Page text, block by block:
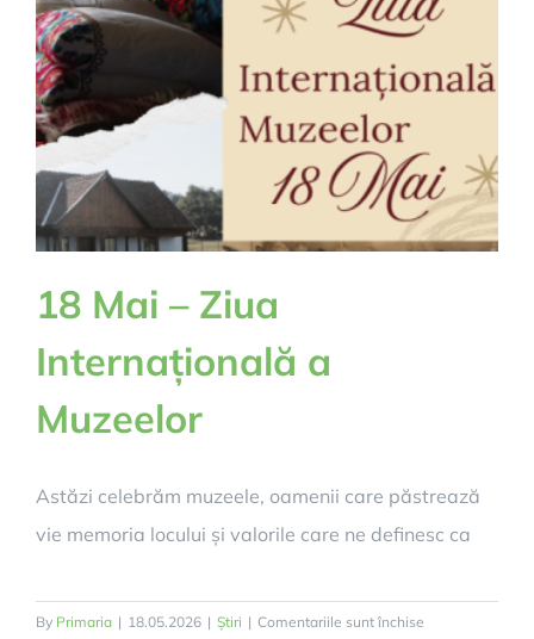
18 Mai – Ziua
Internațională a
Muzeelor
Astăzi celebrăm muzeele, oamenii care păstrează
vie memoria locului și valorile care ne definesc ca
By Primaria | 18.05.2026 | Știri | Comentariile sunt închise